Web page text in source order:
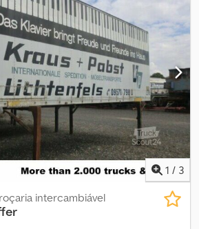
de um Iveco 75E17 com distância
largura do chassi de 840mm.
ACESSÓRIOS SEM GARANTIA, sujeitas a
e erros reservados!
1 / 3
intercambiável